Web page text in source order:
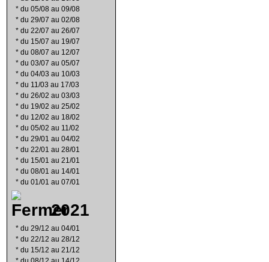
* du 05/08 au 09/08
* du 29/07 au 02/08
* du 22/07 au 26/07
* du 15/07 au 19/07
* du 08/07 au 12/07
* du 03/07 au 05/07
* du 04/03 au 10/03
* du 11/03 au 17/03
* du 26/02 au 03/03
* du 19/02 au 25/02
* du 12/02 au 18/02
* du 05/02 au 11/02
* du 29/01 au 04/02
* du 22/01 au 28/01
* du 15/01 au 21/01
* du 08/01 au 14/01
* du 01/01 au 07/01
2021
* du 29/12 au 04/01
* du 22/12 au 28/12
* du 15/12 au 21/12